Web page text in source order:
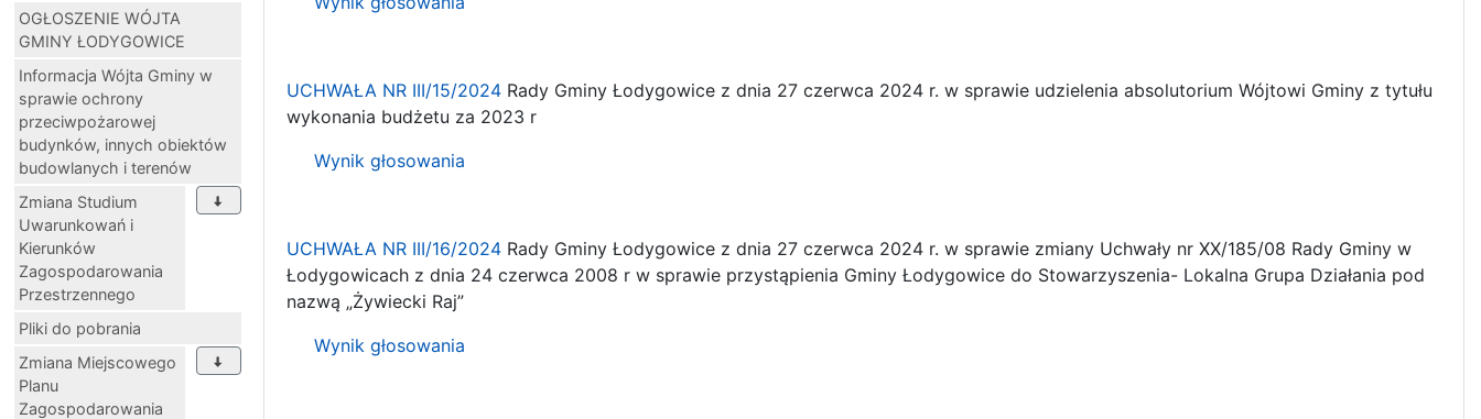
OGŁOSZENIE WÓJTA
GMINY ŁODYGOWICE
Informacja Wójta Gminy w
sprawie ochrony
przeciwpożarowej
budynków, innych obiektów
budowlanych i terenów
Zmiana Studium
Uwarunkowań i
Kierunków
Zagospodarowania
Przestrzennego
Pliki do pobrania
Zmiana Miejscowego
Planu
Zagospodarowania
UCHWAŁA NR III/15/2024 Rady Gminy Łodygowice z dnia 27 czerwca 2024 r. w sprawie udzielenia absolutorium Wójtowi Gminy z tytułu
wykonania budżetu za 2023 r
Wynik głosowania
UCHWAŁA NR III/16/2024 Rady Gminy Łodygowice z dnia 27 czerwca 2024 r. w sprawie zmiany Uchwały nr XX/185/08 Rady Gminy w
Łodygowicach z dnia 24 czerwca 2008 r w sprawie przystąpienia Gminy Łodygowice do Stowarzyszenia- Lokalna Grupa Działania pod
nazwą „Żywiecki Raj”
Wynik głosowania